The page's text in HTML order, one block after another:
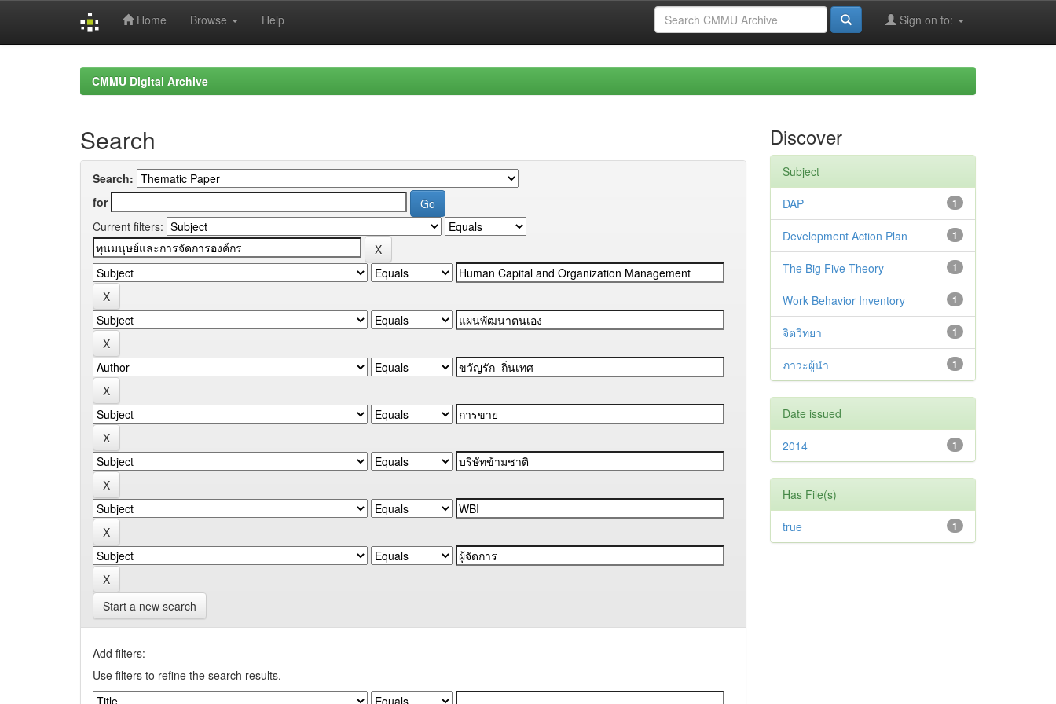
Home Browse Help Sign on to:
CMMU Digital Archive
Search
Search:
for
Current filters:
Start a new search
Add filters:
Use filters to refine the search results.
Discover
Subject
1
DAP
1
Development Action Plan
1
The Big Five Theory
1
Work Behavior Inventory
1
จิตวิทยา
1
ภาวะผู้นำ
Date issued
1
2014
Has File(s)
1
true